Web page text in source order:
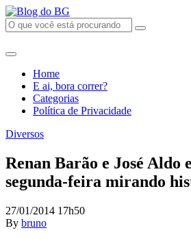
Home
E ai, bora correr?
Categorias
Política de Privacidade
Diversos
Renan Barão e José Aldo
segunda-feira mirando
27/01/2014 17h50
By bruno